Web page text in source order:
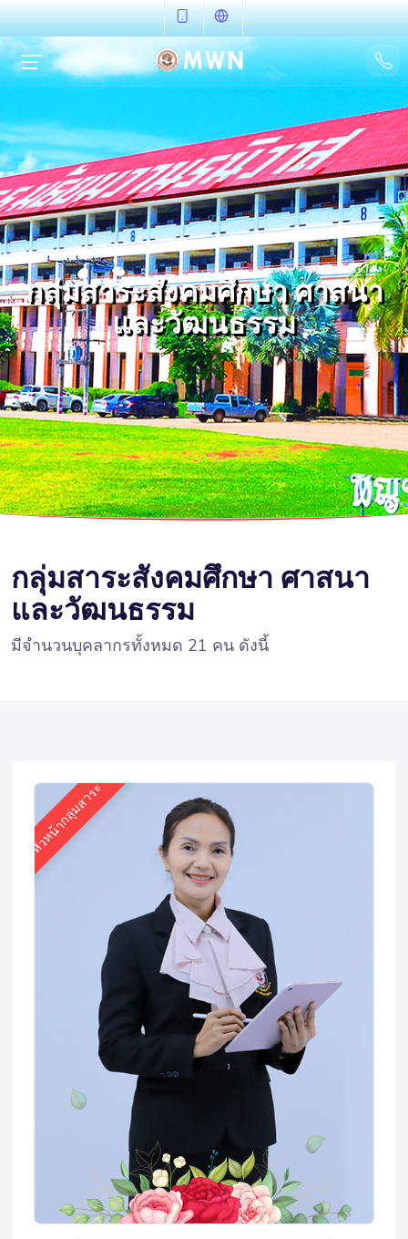
กลุ่มสาระสังคมศึกษา ศาสนา
และวัฒนธรรม
กลุ่มสาระสังคมศึกษา ศาสนา
และวัฒนธรรม
มีจำนวนบุคลากรทั้งหมด 21 คน ดังนี้
หัวหน้ากลุ่มสาระ